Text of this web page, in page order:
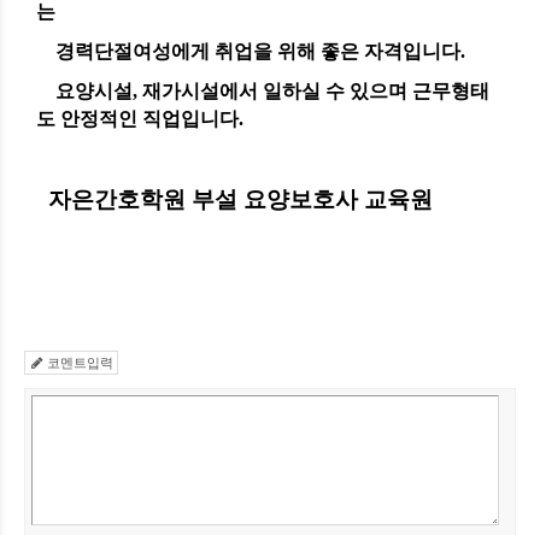
는
경력단절여성에게 취업을 위해 좋은 자격입니다.
요양시설, 재가시설에서 일하실 수 있으며 근무형태
도 안정적인 직업입니다.
자은간호학원 부설 요양보호사 교육원
코멘트입력